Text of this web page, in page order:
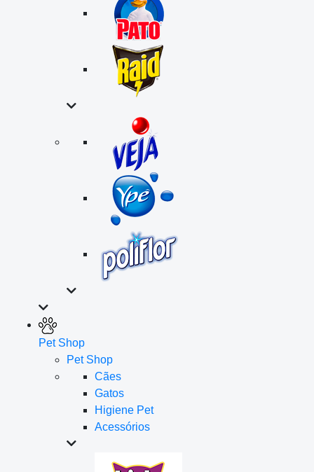
Pet Shop
Pet Shop
Cães
Gatos
Higiene Pet
Acessórios